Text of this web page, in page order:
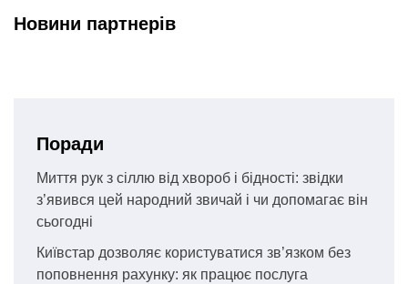
Новини партнерів
Поради
Миття рук з сіллю від хвороб і бідності: звідки
з’явився цей народний звичай і чи допомагає він
сьогодні
Київстар дозволяє користуватися зв’язком без
поповнення рахунку: як працює послуга